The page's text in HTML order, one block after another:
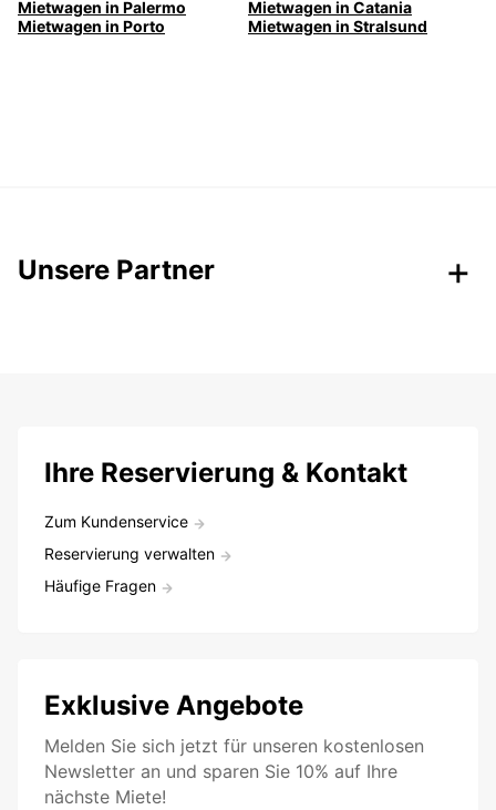
Mietwagen in Palermo
Mietwagen in Catania
Mietwagen in Porto
Mietwagen in Stralsund
Unsere Partner
Ihre Reservierung & Kontakt
Zum Kundenservice
Reservierung verwalten
Häufige Fragen
Exklusive Angebote
Melden Sie sich jetzt für unseren kostenlosen
Newsletter an und sparen Sie 10% auf Ihre
nächste Miete!